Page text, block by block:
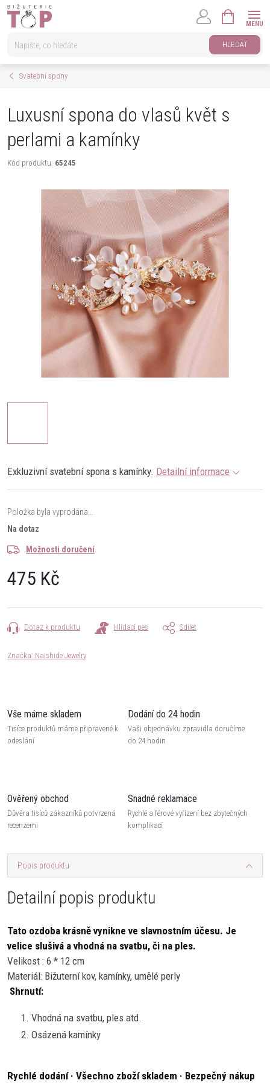
Přejít
HLEDAT
KOŠÍK
Svatební spony
Luxusní spona do vlasů květ s
perlami a kamínky
Kód produktu: 65245
Exkluzivní svatební spona s kamínky. Detailní informace
Položka byla vyprodána…
Na dotaz
Možnosti doručení
475 Kč
cena:
Dotaz k produktu Hlídací pes Sdílet
Značka: Naishide Jewelry
Vše máme skladem
Tisíce produktů máme připravené k
odeslání
Dodání do 24 hodin
Vaši objednávku zpravidla doručíme
do 24 hodin
Ověřený obchod
Důvěra tisíců zákazníků potvrzená
recenzemi
Snadné reklamace
Rychlé a férové vyřízení bez zbytečných
komplikací
Popis produktu
Detailní popis produktu
Tato ozdoba krásně vynikne ve slavnostním účesu. Je
velice slušivá a vhodná na svatbu, či na ples.
Velikost : 6 * 12 cm
Materiál: Bižuterní kov, kamínky, umělé perly
Shrnutí:
Vhodná na svatbu, ples atd.
Osázená kamínky
Rychlé dodání · Všechno zboží skladem · Bezpečný nákup